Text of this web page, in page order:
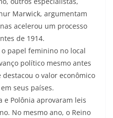
Marwick, argumentam
acelerou um processo
de 1914.
papel feminino no local
político mesmo antes
o valor econômico
seus países.
e Polônia aprovaram leis
No mesmo ano, o Reino